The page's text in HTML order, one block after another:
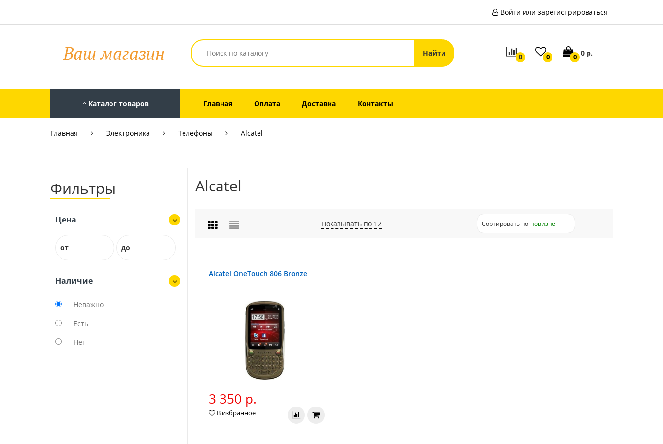
Войти или зарегистрироваться
0 0 0 0 р.
Каталог товаров Главная Оплата Доставка Контакты
Главная Электроника Телефоны Alcatel
Фильтры
Цена
от до
Наличие
Неважно
Есть
Нет
Alcatel
Показывать по 12 Сортировать по новизне
Alcatel OneTouch 806 Bronze
3 350 р.
В избранное